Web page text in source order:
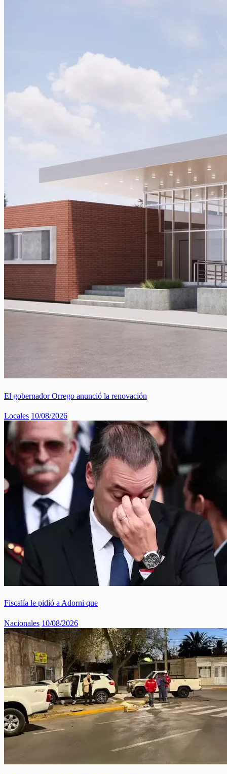
El gobernador Orrego anunció la renovación
Locales 10/08/2026
Fiscalía le pidió a Adorni que
Nacionales 10/08/2026